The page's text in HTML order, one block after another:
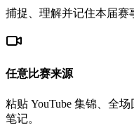
捕捉、理解并记住本届赛
任意比赛来源
粘贴 YouTube 集锦、全
笔记。